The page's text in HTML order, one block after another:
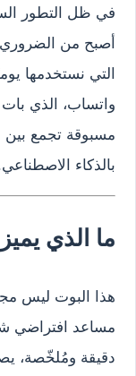
في ظل التطور
أصبح من الضروري
التي نستخدمها
واتساب، الذي بات
مسبوقة تجمع بين
بالذكاء
ما الذي
هذا البوت ليس
مساعد افتراضي
دقيقة ومُلخّصة،